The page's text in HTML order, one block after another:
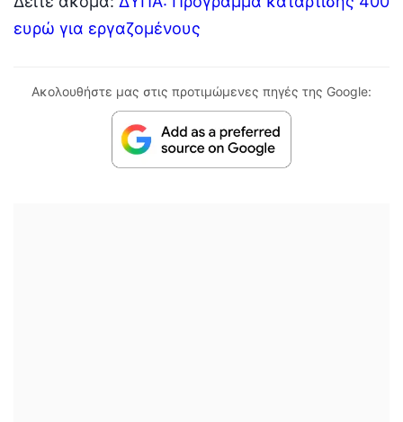
ευρώ για εργαζομένους
Ακολουθήστε μας στις προτιμώμενες πηγές της Google: